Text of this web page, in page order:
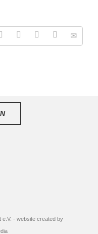
- website created by